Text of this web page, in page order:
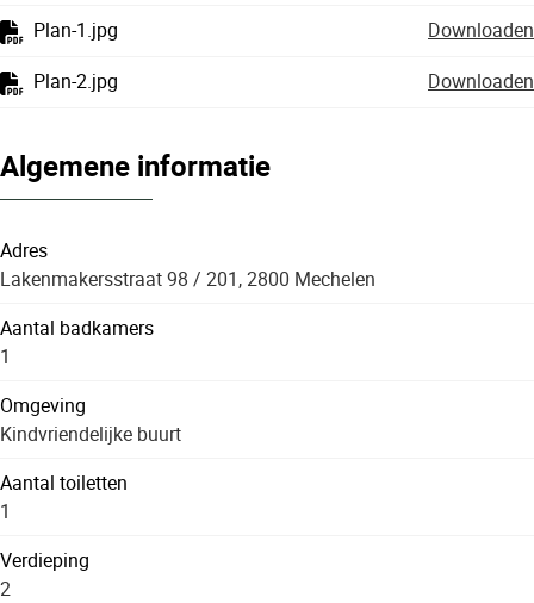
Plan-1.jpg
Downloaden
Plan-2.jpg
Downloaden
Algemene informatie
Adres
Lakenmakersstraat 98 / 201, 2800 Mechelen
Aantal badkamers
1
Omgeving
Kindvriendelijke buurt
Aantal toiletten
1
Verdieping
2